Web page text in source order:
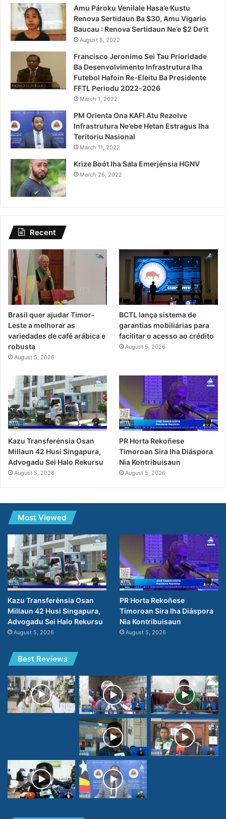
Amu Pároku Venilale Hasa’e Kustu
Renova Sertidaun Ba $30, Amu Vigario
Baucau : Renova Sertidaun Ne’e $2 De’it
August 8, 2022
Francisco Jeronimo Sei Tau Prioridade
Ba Desenvolvimento Infrastrutura Iha
Futebol Hafoin Re-Eleitu Ba Presidente
FFTL Periodu 2022-2026
March 1, 2022
PM Orienta Ona KAFI Atu Rezolve
Infrastrutura Ne’ebe Hetan Estragus Iha
Teritoriu Nasional
March 11, 2022
Krize Boót Iha Sala Emerjénsia HGNV
March 26, 2022
Recent
Brasil quer ajudar Timor-
Leste a melhorar as
variedades de café arábica e
robusta
August 5, 2026
BCTL lança sistema de
garantias mobiliárias para
facilitar o acesso ao crédito
August 5, 2026
Kazu Transferénsia Osan
Millaun 42 Husi Singapura,
Advogadu Sei Halo Rekursu
August 5, 2026
PR Horta Rekoñese
Timoroan Sira Iha Diáspora
Nia Kontribuisaun
August 5, 2026
Most Viewed
Kazu Transferénsia Osan
Millaun 42 Husi Singapura,
Advogadu Sei Halo Rekursu
August 5, 2026
PR Horta Rekoñese
Timoroan Sira Iha Diáspora
Nia Kontribuisaun
August 5, 2026
Best Reviews